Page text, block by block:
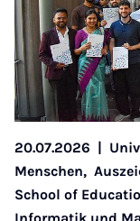
20.07.2026
Menschen,
School of